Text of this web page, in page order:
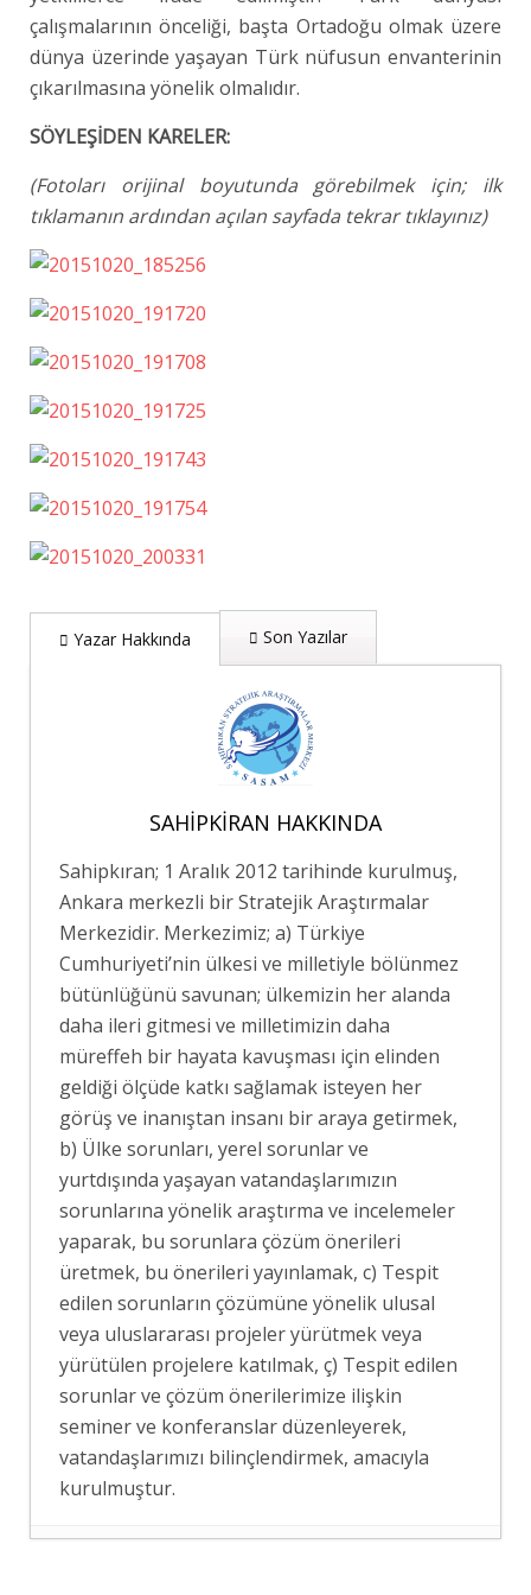
çalışmalarının önceliği, başta Ortadoğu olmak üzere
dünya üzerinde yaşayan Türk nüfusun envanterinin
çıkarılmasına yönelik olmalıdır.
SÖYLEŞİDEN KARELER:
(Fotoları orijinal boyutunda görebilmek için; ilk
tıklamanın ardından açılan sayfada tekrar tıklayınız)
Yazar Hakkında Son Yazılar
SAHIPKIRAN HAKKINDA
Sahipkıran; 1 Aralık 2012 tarihinde kurulmuş,
Ankara merkezli bir Stratejik Araştırmalar
Merkezidir. Merkezimiz; a) Türkiye
Cumhuriyeti’nin ülkesi ve milletiyle bölünmez
bütünlüğünü savunan; ülkemizin her alanda
daha ileri gitmesi ve milletimizin daha
müreffeh bir hayata kavuşması için elinden
geldiği ölçüde katkı sağlamak isteyen her
görüş ve inanıştan insanı bir araya getirmek,
b) Ülke sorunları, yerel sorunlar ve
yurtdışında yaşayan vatandaşlarımızın
sorunlarına yönelik araştırma ve incelemeler
yaparak, bu sorunlara çözüm önerileri
üretmek, bu önerileri yayınlamak, c) Tespit
edilen sorunların çözümüne yönelik ulusal
veya uluslararası projeler yürütmek veya
yürütülen projelere katılmak, ç) Tespit edilen
sorunlar ve çözüm önerilerimize ilişkin
seminer ve konferanslar düzenleyerek,
vatandaşlarımızı bilinçlendirmek, amacıyla
kurulmuştur.